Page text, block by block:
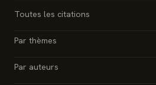
Toutes les citations
Par thèmes
Par auteurs